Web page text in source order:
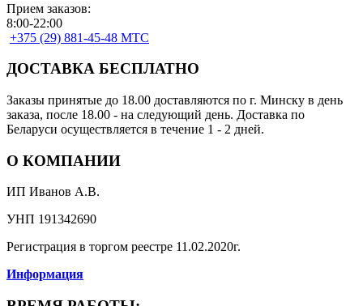
Прием заказов:
8:00-22:00
+375 (29) 881-45-48 МТС
ДОСТАВКА БЕСПЛАТНО
Заказы принятые до 18.00 доставляются по г. Минску в день
заказа, после 18.00 - на следующий день. Доставка по
Беларуси осуществляется в течение 1 - 2 дней.
О КОМПАНИИ
ИП Иванов А.В.
УНП 191342690
Регистрация в торгом реестре 11.02.2020г.
Информация